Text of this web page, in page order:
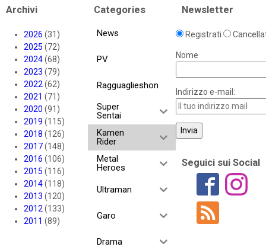
Archivi
2026 (31)
2025 (72)
2024(68)
2023 (79)
2022(62)
2021 (71)
2020 (91)
2019 (115)
2018 (126)
2017(148)
2016 (106)
2015 (116)
2014(118)
2013 (120)
2012(133)
2011 (89)
Categories
News
PV
Ragguaglieshon
Super
Sentai
Kamen
Rider
Metal
Heroes
Ultraman
Garo
Drama
Newsletter
Registrati
Nome
Indirizzo e-mail:
Seguici sui Social